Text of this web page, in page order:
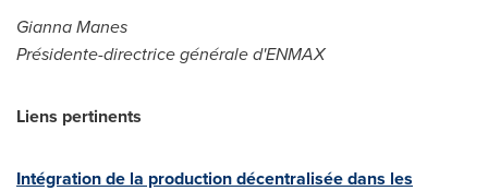
Gianna Manes
Présidente-directrice générale d'ENMAX
Liens pertinents
Intégration de la production décentralisée dans les